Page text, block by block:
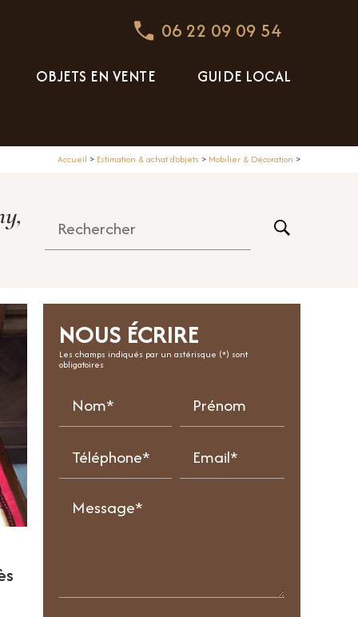
06 22 09 09 54
OBJETS EN VENTE GUIDE LOCAL
Accueil > Estimation & achat d'objets > Mobilier & Décoration >
Rechercher
NOUS ÉCRIRE
Les champs indiqués par un astérisque (*) sont
obligatoires
Nom* Prénom
Téléphone* Email*
Message*